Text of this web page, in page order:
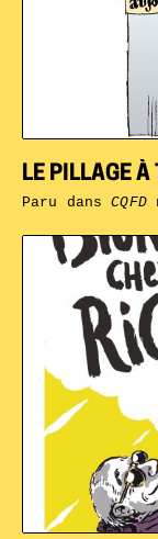
LE PILLAGE À
Paru dansCQFD